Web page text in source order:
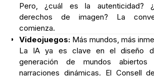
Pero, ¿cuál es la autenticidad?
derechos de imagen? La
comienza.
Videojuegos: Más mundos, más
La IA ya es clave en el diseño
generación de mundos
narraciones dinámicas. El Consell